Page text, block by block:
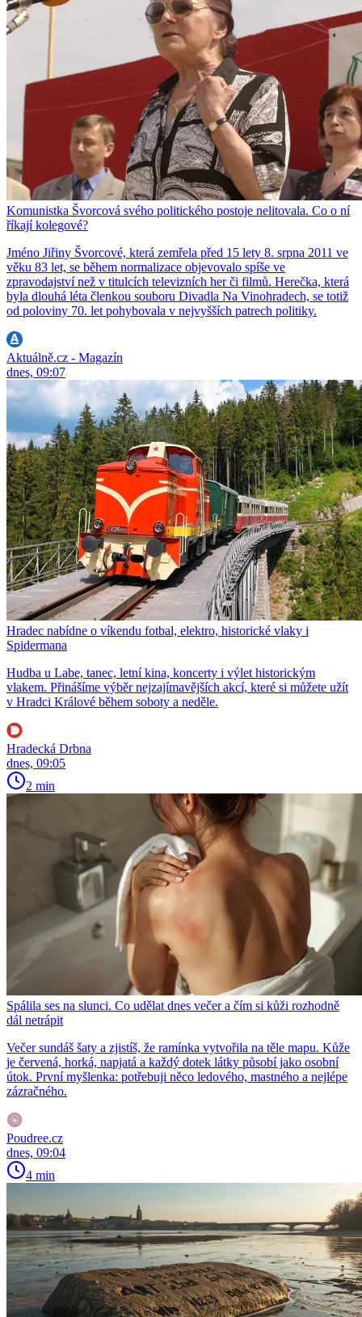
Komunistka Švorcová svého politického postoje nelitovala. Co o ní
říkají kolegové?
Jméno Jiřiny Švorcové, která zemřela před 15 lety 8. srpna 2011 ve
věku 83 let, se během normalizace objevovalo spíše ve
zpravodajství než v titulcích televizních her či filmů. Herečka, která
byla dlouhá léta členkou souboru Divadla Na Vinohradech, se totiž
od poloviny 70. let pohybovala v nejvyšších patrech politiky.
Aktuálně.cz - Magazín
dnes, 09:07
Hradec nabídne o víkendu fotbal, elektro, historické vlaky i
Spidermana
Hudba u Labe, tanec, letní kina, koncerty i výlet historickým
vlakem. Přinášíme výběr nejzajímavějších akcí, které si můžete užít
v Hradci Králové během soboty a neděle.
Hradecká Drbna
dnes, 09:05
2 min
Spálila ses na slunci. Co udělat dnes večer a čím si kůži rozhodně
dál netrápit
Večer sundáš šaty a zjistíš, že ramínka vytvořila na těle mapu. Kůže
je červená, horká, napjatá a každý dotek látky působí jako osobní
útok. První myšlenka: potřebuji něco ledového, mastného a nejlépe
zázračného.
Poudree.cz
dnes, 09:04
4 min